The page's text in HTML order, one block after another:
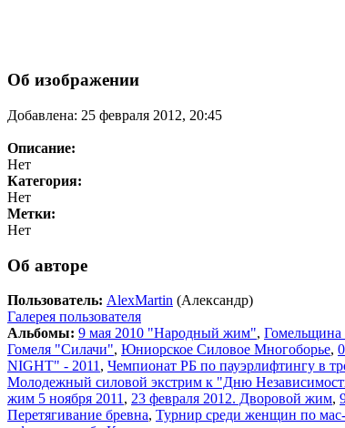
Об изображении
Добавлена: 25 февраля 2012, 20:45
Описание:
Нет
Категория:
Нет
Метки:
Нет
Об авторе
Пользователь: AlexMartin (Александр)
Галерея пользователя
Альбомы: 9 мая 2010 "Народный жим", Гомельщина
Гомеля "Силачи", Юниорское Силовое Многоборье,
NIGHT" - 2011 , Чемпионат РБ по пауэрлифтингу в
Молодежный силовой экстрим к "Дню
жим 5 ноября 2011 , 23 февраля 2012. Дворовой жим,
Перетягивание бревна, Турнир среди женщин по мас-